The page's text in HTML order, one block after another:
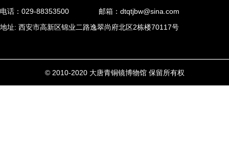
电话：029-88353500
邮箱：dtqtjbw@sina.com
地址: 西安市高新区锦业二路逸翠尚府北区2栋楼70117号
© 2010-2020 大唐青铜镜博物馆 保留所有权